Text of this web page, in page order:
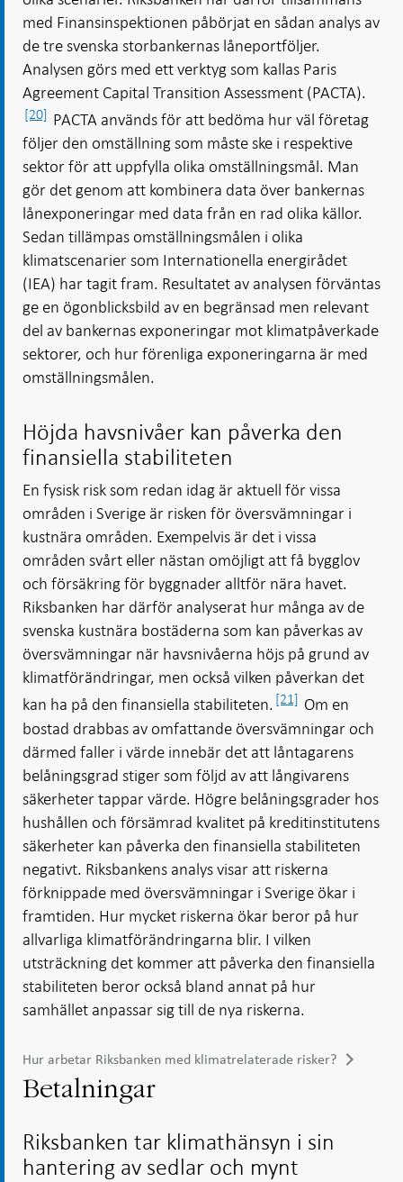
med Finansinspektionen påbörjat en sådan analys av
de tre svenska storbankernas låneportföljer.
Analysen görs med ett verktyg som kallas Paris
Agreement Capital Transition Assessment (PACTA).
[20] PACTA används för att bedöma hur väl företag
följer den omställning som måste ske i respektive
sektor för att uppfylla olika omställningsmål. Man
gör det genom att kombinera data över bankernas
lånexponeringar med data från en rad olika källor.
Sedan tillämpas omställningsmålen i olika
klimatscenarier som Internationella energirådet
(IEA) har tagit fram. Resultatet av analysen förväntas
ge en ögonblicksbild av en begränsad men relevant
del av bankernas exponeringar mot klimatpåverkade
sektorer, och hur förenliga exponeringarna är med
omställningsmålen.
Höjda havsnivåer kan påverka den
finansiella stabiliteten
En fysisk risk som redan idag är aktuell för vissa
områden i Sverige är risken för översvämningar i
kustnära områden. Exempelvis är det i vissa
områden svårt eller nästan omöjligt att få bygglov
och försäkring för byggnader alltför nära havet.
Riksbanken har därför analyserat hur många av de
svenska kustnära bostäderna som kan påverkas av
översvämningar när havsnivåerna höjs på grund av
klimatförändringar, men också vilken påverkan det
kan ha på den finansiella stabiliteten. [21] Om en
bostad drabbas av omfattande översvämningar och
därmed faller i värde innebär det att låntagarens
belåningsgrad stiger som följd av att långivarens
säkerheter tappar värde. Högre belåningsgrader hos
hushållen och försämrad kvalitet på kreditinstitutens
säkerheter kan påverka den finansiella stabiliteten
negativt. Riksbankens analys visar att riskerna
förknippade med översvämningar i Sverige ökar i
framtiden. Hur mycket riskerna ökar beror på hur
allvarliga klimatförändringarna blir. I vilken
utsträckning det kommer att påverka den finansiella
stabiliteten beror också bland annat på hur
samhället anpassar sig till de nya riskerna.
Hur arbetar Riksbanken med klimatrelaterade risker?
Betalningar
Riksbanken tar klimathänsyn i sin
hantering av sedlar och mynt